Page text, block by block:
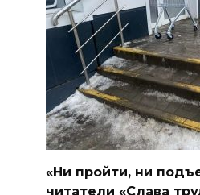
«Ни пройти, ни
читатели «Слава